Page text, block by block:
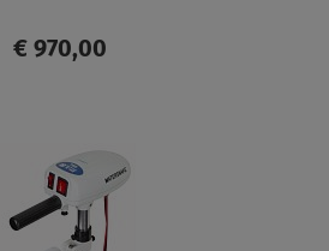
€ 970,00